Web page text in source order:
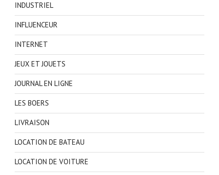
INDUSTRIEL
INFLUENCEUR
INTERNET
JEUX ET JOUETS
JOURNAL EN LIGNE
LES BOERS
LIVRAISON
LOCATION DE BATEAU
LOCATION DE VOITURE